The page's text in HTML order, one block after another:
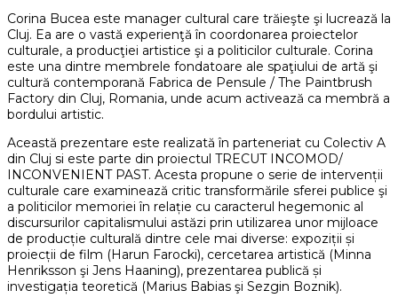
Corina Bucea este manager cultural care trăieşte şi lucrează la
Cluj. Ea are o vastă experienţă în coordonarea proiectelor
culturale, a producţiei artistice şi a politicilor culturale. Corina
este una dintre membrele fondatoare ale spaţiului de artă şi
cultură contemporană Fabrica de Pensule / The Paintbrush
Factory din Cluj, Romania, unde acum activează ca membră a
bordului artistic.
Această prezentare este realizată în parteneriat cu Colectiv A
din Cluj si este parte din proiectul TRECUT INCOMOD/
INCONVENIENT PAST. Acesta propune o serie de intervenții
culturale care examinează critic transformările sferei publice şi
a politicilor memoriei în relație cu caracterul hegemonic al
discursurilor capitalismului astăzi prin utilizarea unor mijloace
de producție culturală dintre cele mai diverse: expoziții și
proiecții de film (Harun Farocki), cercetarea artistică (Minna
Henriksson şi Jens Haaning), prezentarea publică și
investigația teoretică (Marius Babias şi Sezgin Boznik).